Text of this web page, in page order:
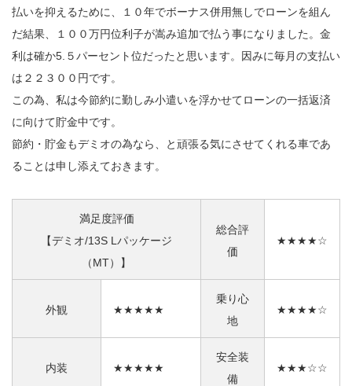
払いを抑えるために、１０年でボーナス併用無しでローンを組ん
だ結果、１００万円位利子が嵩み追加で払う事になりました。金
利は確か5.５パーセント位だったと思います。因みに毎月の支払い
は２２３００円です。
この為、私は今節約に勤しみ小遣いを浮かせてローンの一括返済
に向けて貯金中です。
節約・貯金もデミオの為なら、と頑張る気にさせてくれる車であ
ることは申し添えておきます。
満足度評価
【デミオ/13S Lパッケージ
（MT）】
総合評
価
★★★★☆
外観 ★★★★★
乗り心
地
★★★★☆
内装 ★★★★★
安全装
備
★★★☆☆